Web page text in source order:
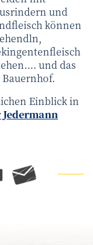
und
können
und das
Einblick in